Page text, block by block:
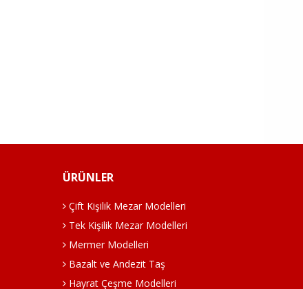
ÜRÜNLER
Çift Kişilik Mezar Modelleri
Tek Kişilik Mezar Modelleri
Mermer Modelleri
Bazalt ve Andezit Taş
Hayrat Çeşme Modelleri